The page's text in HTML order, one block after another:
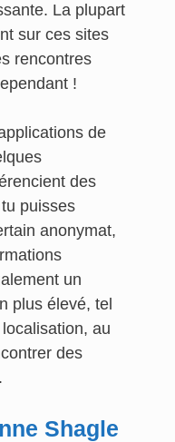
La plupart
sur ces sites
rencontres
!
de
des
puisses
anonymat,
un
plus élevé, tel
au
des
Shagle